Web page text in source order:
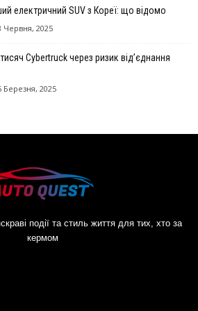
електричний SUV з Кореї: що відомо
Червня, 2025
Cybertruck через ризик від’єднання
Березня, 2025
події та стиль життя для тих, хто за
кермом